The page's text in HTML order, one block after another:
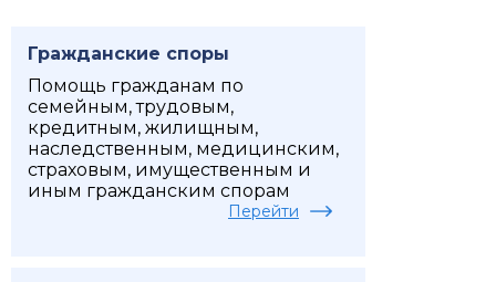
Гражданские споры
Помощь гражданам по
семейным, трудовым,
кредитным, жилищным,
наследственным, медицинским,
страховым, имущественным и
иным гражданским спорам
Перейти